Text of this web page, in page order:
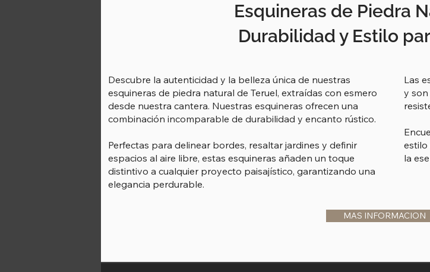
Esquineras de Piedra
Durabilidad y Estilo
Descubre la autenticidad y la belleza única de nuestras
esquineras de piedra natural de Teruel, extraídas con esmero
desde nuestra cantera. Nuestras esquineras ofrecen una
combinación incomparable de durabilidad y encanto rústico.
Perfectas para delinear bordes, resaltar jardines y definir
espacios al aire libre, estas esquineras añaden un toque
distintivo a cualquier proyecto paisajístico, garantizando una
elegancia perdurable.​
Las
y son
estilo
la
MAS INFORMACION